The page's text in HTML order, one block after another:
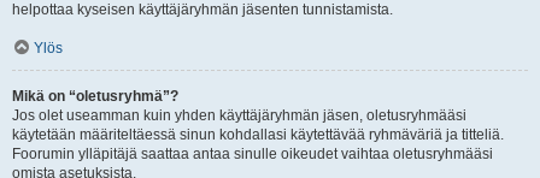
helpottaa kyseisen käyttäjäryhmän jäsenten tunnistamista.
Ylös
Mikä on “oletusryhmä”?
Jos olet useamman kuin yhden käyttäjäryhmän jäsen, oletusryhmääsi
käytetään määriteltäessä sinun kohdallasi käytettävää ryhmäväriä ja titteliä.
Foorumin ylläpitäjä saattaa antaa sinulle oikeudet vaihtaa oletusryhmääsi
omista asetuksista.